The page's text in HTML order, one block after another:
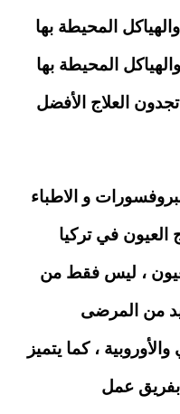
المحيطة بها
المحيطة بها
العلاج الأفضل
و الاطباء
العيون في تركيا
، ليس فقط من
من المرضى
، كما يتميز
عمل